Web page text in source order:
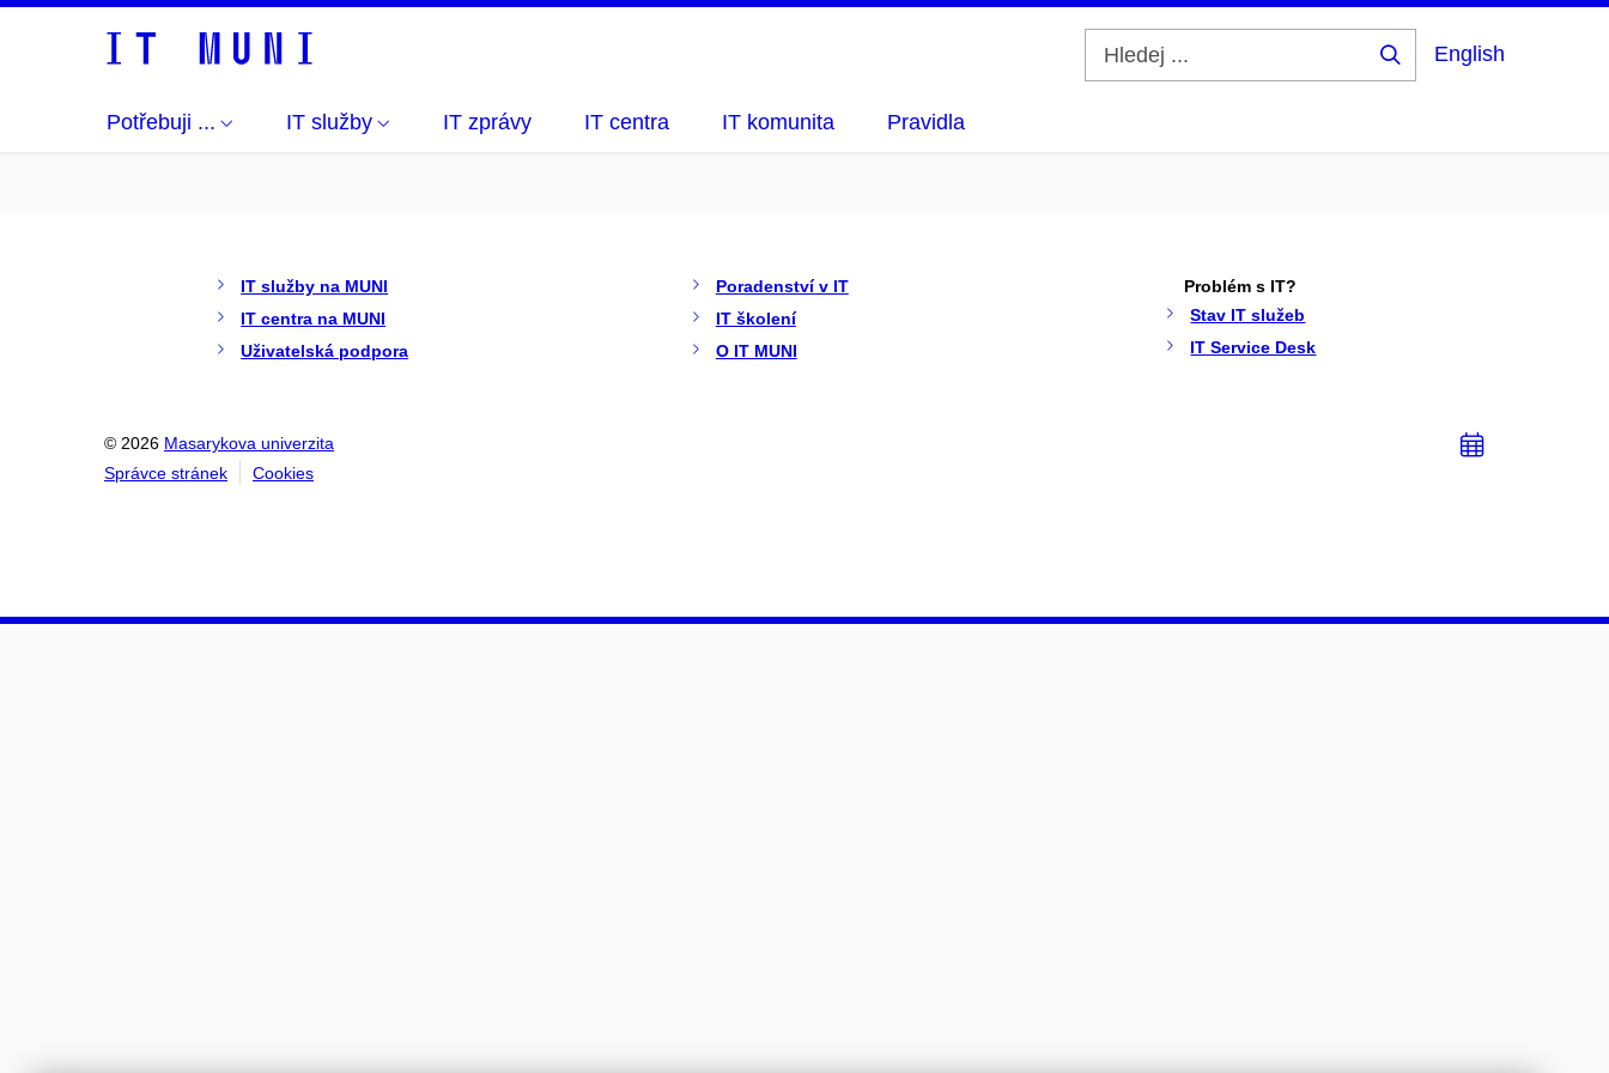
English
Potřebuji ... IT služby IT zprávy IT centra IT komunita Pravidla
IT služby na MUNI
IT centra na MUNI
Uživatelská podpora
Poradenství v IT
IT školení
O IT MUNI
Problém s IT?
Stav IT služeb
IT Service Desk
© 2026 Masarykova univerzita
Správce stránek
Cookies
Přidat